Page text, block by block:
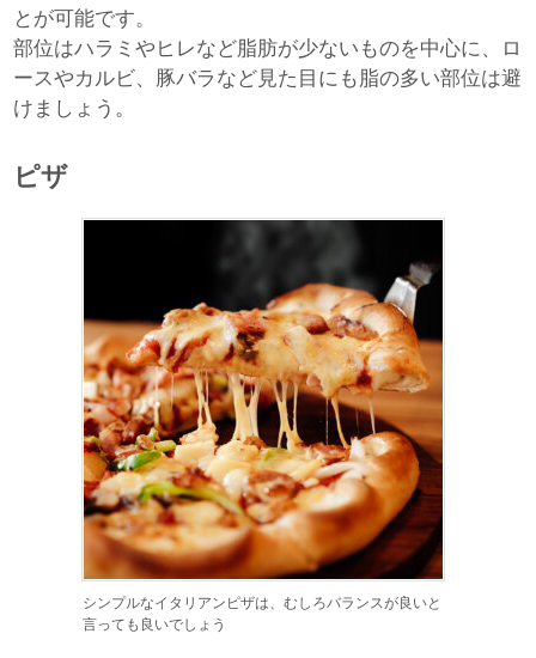
とが可能です。
部位はハラミやヒレなど脂肪が少ないものを中心に、ロ
ースやカルビ、豚バラなど見た目にも脂の多い部位は避
けましょう。
ピザ
シンプルなイタリアンピザは、むしろバランスが良いと
言っても良いでしょう